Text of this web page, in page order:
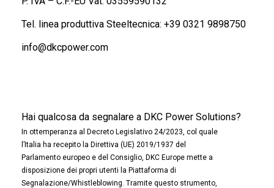
Tel. linea produttiva Steeltecnica: +39 0321 9898750
info@dkcpower.com
Hai qualcosa da segnalare a DKC Power Solutions?
In ottemperanza al Decreto Legislativo 24/2023, col quale
l’Italia ha recepito la Direttiva (UE) 2019/1937 del
Parlamento europeo e del Consiglio, DKC Europe mette a
disposizione dei propri utenti la Piattaforma di
Segnalazione/Whistleblowing. Tramite questo strumento,